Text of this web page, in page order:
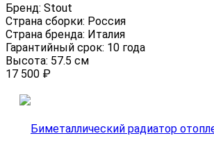
Бренд: Stout
Страна сборки: Россия
Страна бренда: Италия
Гарантийный срок: 10 года
Высота: 57.5 см
17 500 ₽